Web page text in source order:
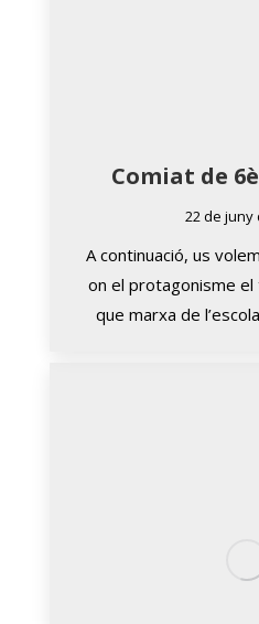
Comiat de
22 de juny
A continuació, us
on el protagonisme el
que marxa de